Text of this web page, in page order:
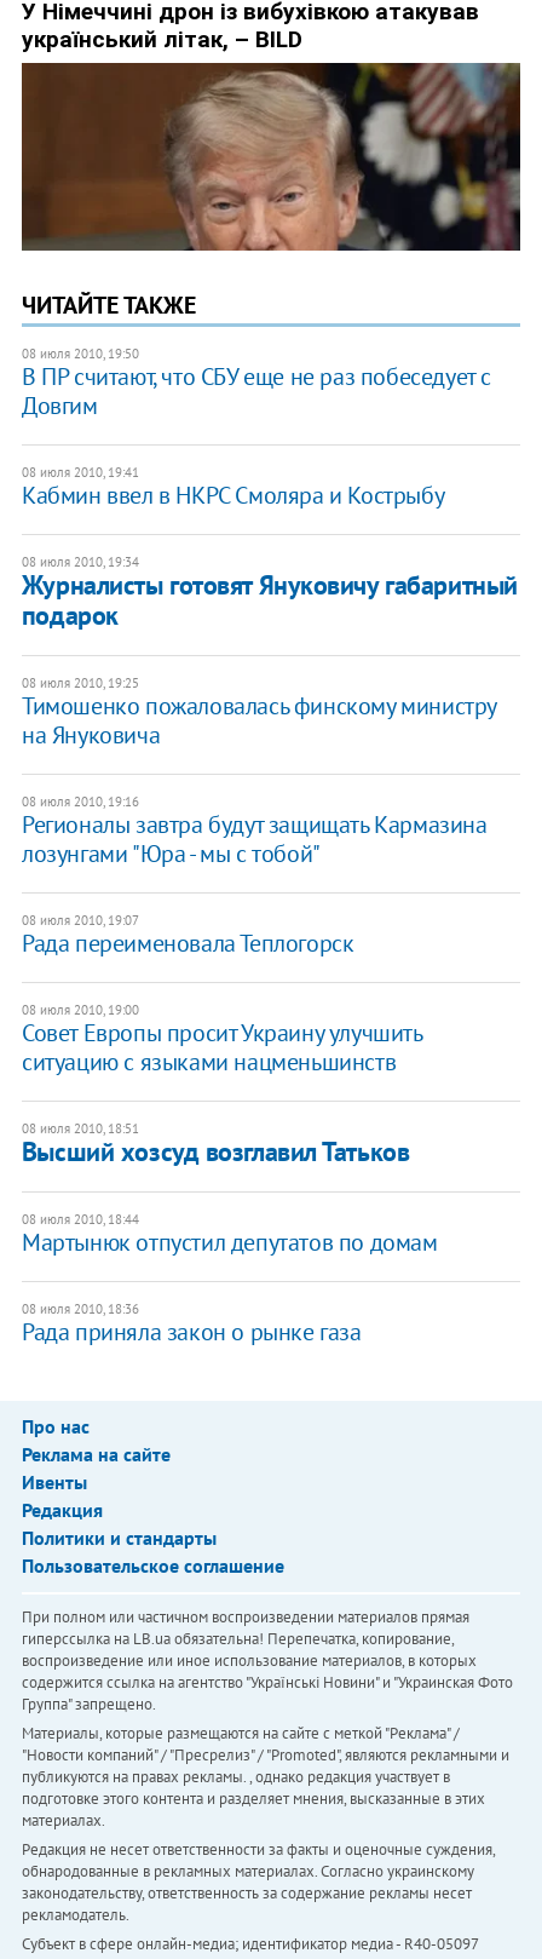
ЧИТАЙТЕ ТАКЖЕ
08 июля 2010, 19:50
В ПР считают, что СБУ еще не раз побеседует с
Довгим
08 июля 2010, 19:41
Кабмин ввел в НКРС Смоляра и Кострыбу
08 июля 2010, 19:34
Журналисты готовят Януковичу габаритный
подарок
08 июля 2010, 19:25
Тимошенко пожаловалась финскому министру
на Януковича
08 июля 2010, 19:16
Регионалы завтра будут защищать Кармазина
лозунгами "Юра - мы с тобой"
08 июля 2010, 19:07
Рада переименовала Теплогорск
08 июля 2010, 19:00
Совет Европы просит Украину улучшить
ситуацию с языками нацменьшинств
08 июля 2010, 18:51
Высший хозсуд возглавил Татьков
08 июля 2010, 18:44
Мартынюк отпустил депутатов по домам
08 июля 2010, 18:36
Рада приняла закон о рынке газа
Про нас
Реклама на сайте
Ивенты
Редакция
Политики и стандарты
Пользовательское соглашение
При полном или частичном воспроизведении материалов прямая
гиперссылка на LB.ua обязательна! Перепечатка, копирование,
воспроизведение или иное использование материалов, в которых
содержится ссылка на агентство "Українськi Новини" и "Украинская Фото
Группа" запрещено.
Материалы, которые размещаются на сайте с меткой "Реклама" /
"Новости компаний" / "Пресрелиз" / "Promoted", являются рекламными и
публикуются на правах рекламы. , однако редакция участвует в
подготовке этого контента и разделяет мнения, высказанные в этих
материалах.
Редакция не несет ответственности за факты и оценочные суждения,
обнародованные в рекламных материалах. Согласно украинскому
законодательству, ответственность за содержание рекламы несет
рекламодатель.
Субъект в сфере онлайн-медиа; идентификатор медиа - R40-05097